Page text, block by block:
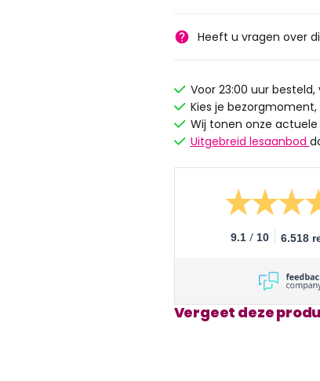
Heeft u vragen over
Voor 23:00 uur
Kies je
Wij tonen onze
Uitgebreid lesaanbod
9.1 / 10 6.518
Vergeet deze